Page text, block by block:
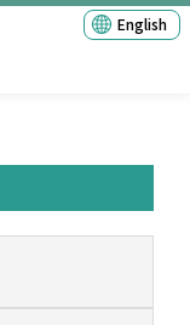
English